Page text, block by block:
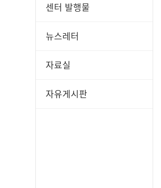
센터 발행물
뉴스레터
자료실
자유게시판